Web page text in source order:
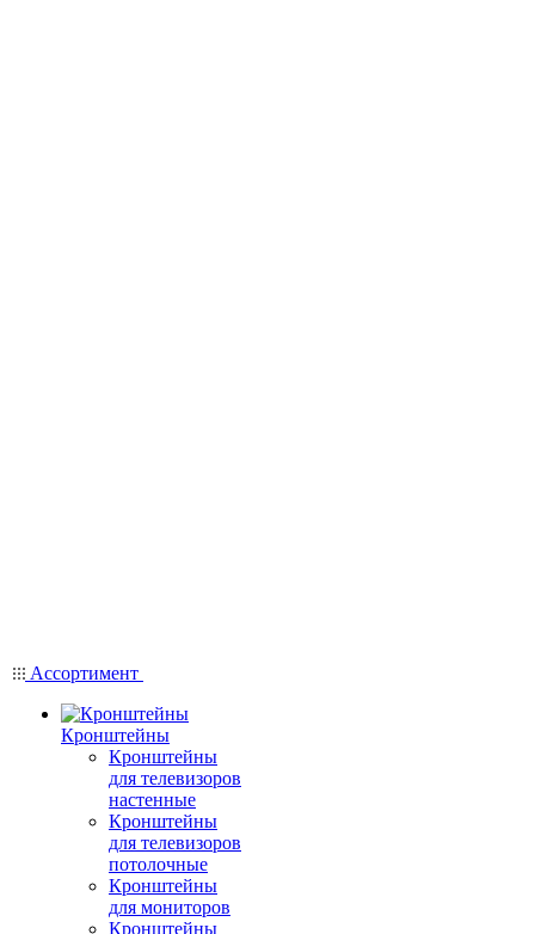
Ассортимент
Кронштейны
Кронштейны
для телевизоров
настенные
Кронштейны
для телевизоров
потолочные
Кронштейны
для мониторов
Кронштейны